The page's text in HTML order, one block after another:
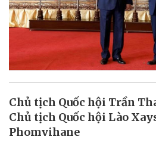
Chủ tịch Quốc hội Trần
Chủ tịch Quốc hội Lào
Phomvihane